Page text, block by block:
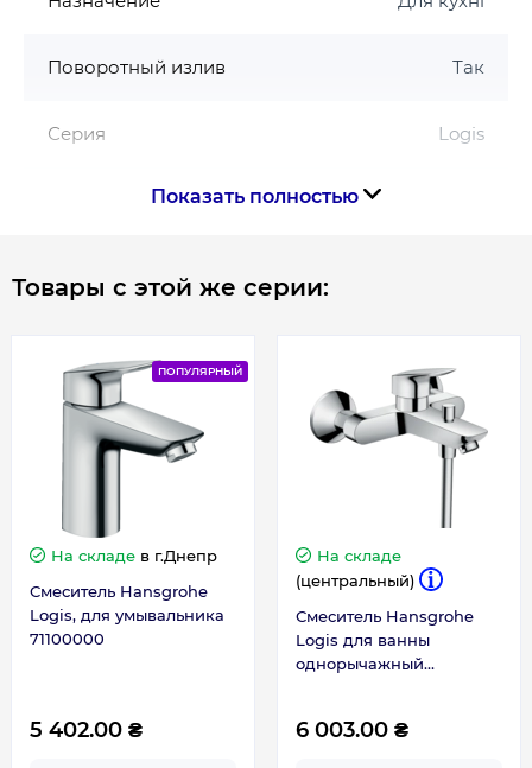
Поворотный излив Так
Серия Logis
Управление смесителем Одноважільний
Габариты, размеры, вес
Высота, мм 246
Гарантия
Гарантия производителя, мес
Показать полностью
Товары с этой же серии:
ПОПУЛЯРНЫЙ
На складе в г.Днепр
Смеситель Hansgrohe
Logis, для умывальника
71100000
5 402.00 ₴
На складе
(центральный)
Смеситель Hansgrohe
Logis для ванны
однорычажный
6 003.00 ₴